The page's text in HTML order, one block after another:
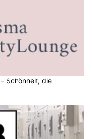
Schönheit, die